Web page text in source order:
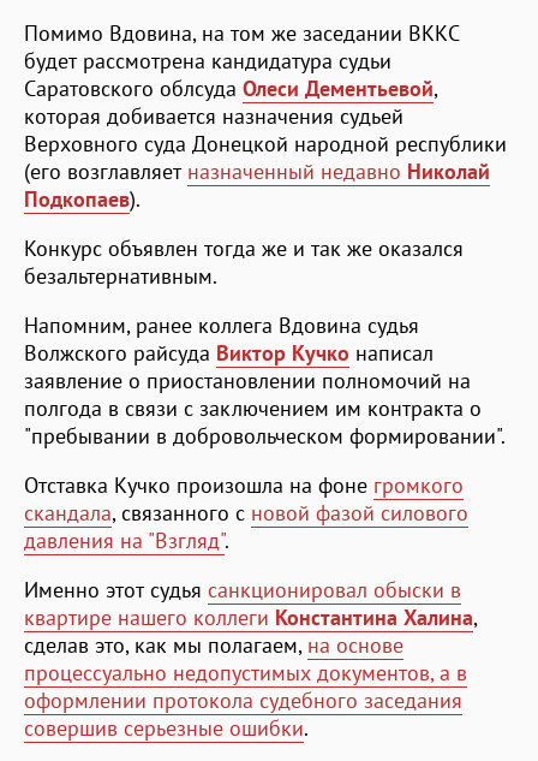
Помимо Вдовина, на том же заседании ВККС
будет рассмотрена кандидатура судьи
Саратовского облсуда Олеси Дементьевой,
которая добивается назначения судьей
Верховного суда Донецкой народной республики
(его возглавляет назначенный недавно Николай
Подкопаев).
Конкурс объявлен тогда же и так же оказался
безальтернативным.
Напомним, ранее коллега Вдовина судья
Волжского райсуда Виктор Кучко написал
заявление о приостановлении полномочий на
полгода в связи с заключением им контракта о
"пребывании в добровольческом формировании".
Отставка Кучко произошла на фоне громкого
скандала, связанного с новой фазой силового
давления на "Взгляд".
Именно этот судья санкционировал обыски в
квартире нашего коллеги Константина Халина,
сделав это, как мы полагаем, на основе
процессуально недопустимых документов, а в
оформлении протокола судебного заседания
совершив серьезные ошибки.